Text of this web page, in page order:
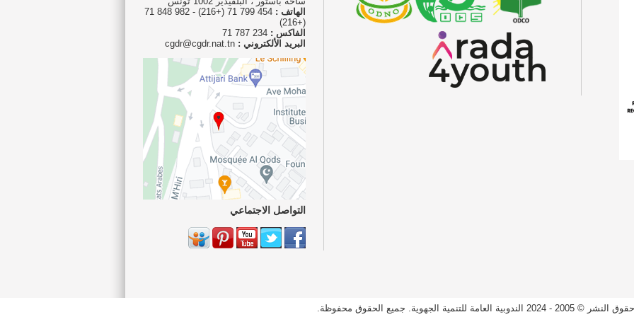
الهاتف :
454 799 71 (+216) - 982 848 71
(+216)
الفاكس :
البريد الألكتروني : cgdr@cgdr.nat.tn
التواصل الاجتماعي
حقوق النشر © 2005 - 2024 الندوبية العامة للتنمية الجهوية. جميع الحقوق محفوظة.